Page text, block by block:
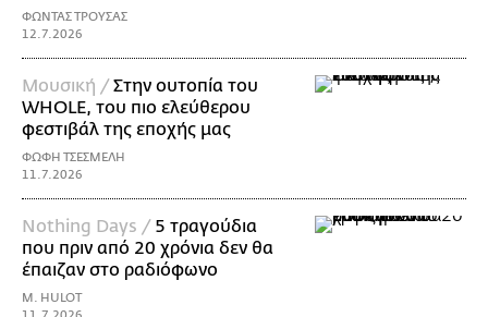
ΦΩΝΤΑΣ ΤΡΟΥΣΑΣ
12.7.2026
Μουσική /Στην ουτοπία του
WHOLE, του πιο ελεύθερου
φεστιβάλ της εποχής μας
ΦΩΦΗ ΤΣΕΣΜΕΛΗ
11.7.2026
Nothing Days / 5 τραγούδια
που πριν από 20 χρόνια δεν θα
έπαιζαν στο ραδιόφωνο
M. HULOT